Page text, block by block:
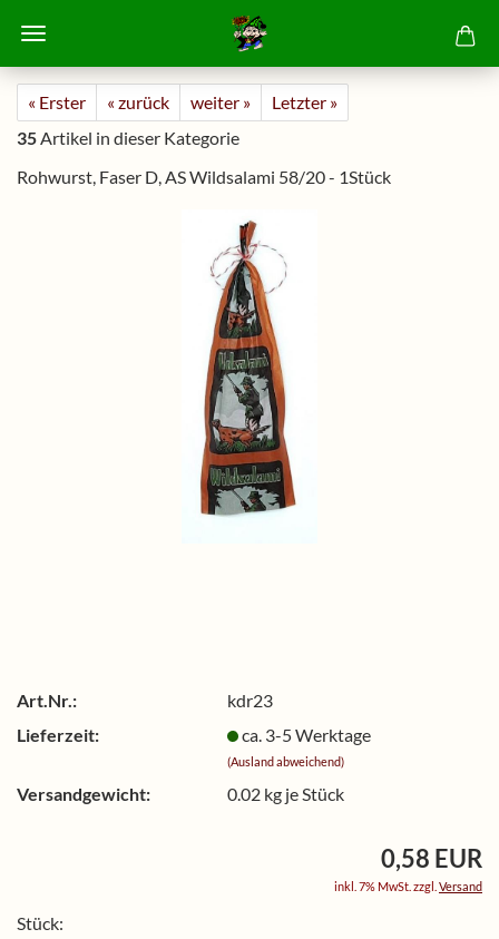
« Erster « zurück weiter »
Letzter »
35Artikel in dieser Kategorie
Rohwurst, Faser D, AS Wildsalami 58/20 - 1Stück
Art.Nr.:
kdr23
Lieferzeit:
ca. 3-5 Werktage
(Ausland abweichend)
Versandgewicht: 0.02 kg je Stück
0,58 EUR
inkl. 7% MwSt. zzgl. Versand
Stück: